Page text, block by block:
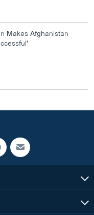
Makes Afghanistan